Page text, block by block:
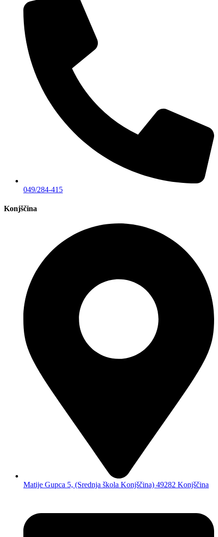
049/284-415
Konjščina
Matije Gupca 5, (Srednja škola Konjščina) 49282 Konjščina